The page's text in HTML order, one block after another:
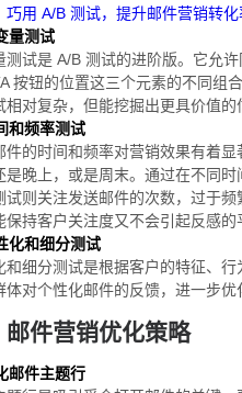
巧用 A/B 测试，提升邮件营销转化
量测试
测试是 A/B 测试的进阶版。它允
按钮的位置这三个元素的不同组
相对复杂，但能挖掘出更具价值的
和频率测试
件的时间和频率对营销效果有着
是晚上，或是周末。通过在不同
试则关注发送邮件的次数，过于
保持客户关注度又不会引起反感的
化和细分测试
和细分测试是根据客户的特征、
体对个性化邮件的反馈，进一步
邮件营销优化策略
邮件主题行